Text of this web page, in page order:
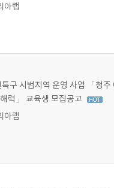
아랩
구 시범지역 운영 사업 「청주
력」 교육생 모집공고
아랩